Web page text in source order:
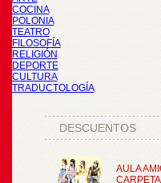
COCINA
POLONIA
TEATRO
FILOSOFÍA
RELIGIÓN
DEPORTE
CULTURA
TRADUCTOLOGÍA
DESCUENTOS
AULA
CARPETA